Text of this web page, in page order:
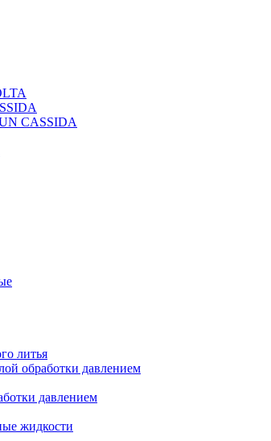
CASSIDA
литья
обработки давлением
давлением
жидкости